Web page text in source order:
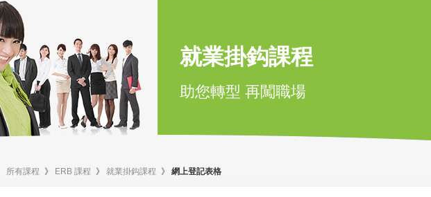
就業掛鈎課程
助您轉型 再闖職場
所有課程 》 ERB 課程 》 就業掛鈎課程 》 網上登記表格